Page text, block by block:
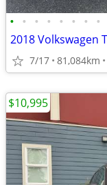
• • • • • • • •
7/17 81,084km
$10,995